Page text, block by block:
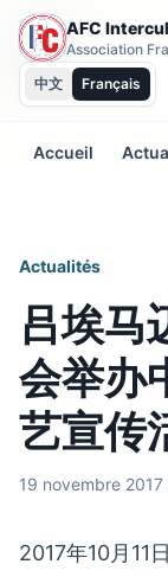
AFC
Association
中文
Français
Accueil
Actualités
吕埃马
会举办
艺宣传
19 novembre 2017
2017年10月11